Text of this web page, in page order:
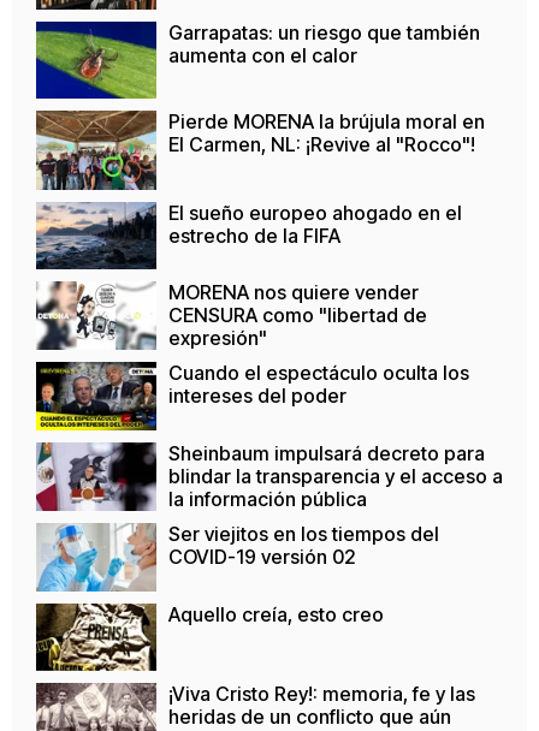
Garrapatas: un riesgo que también
aumenta con el calor
Pierde MORENA la brújula moral en
El Carmen, NL: ¡Revive al "Rocco"!
El sueño europeo ahogado en el
estrecho de la FIFA
MORENA nos quiere vender
CENSURA como "libertad de
expresión"
Cuando el espectáculo oculta los
intereses del poder
Sheinbaum impulsará decreto para
blindar la transparencia y el acceso a
la información pública
Ser viejitos en los tiempos del
COVID-19 versión 02
Aquello creía, esto creo
¡Viva Cristo Rey!: memoria, fe y las
heridas de un conflicto que aún